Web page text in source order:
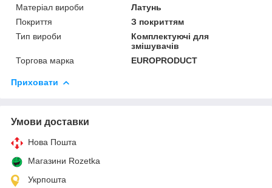
Матеріал вироби
Латунь
Покриття
З покриттям
Тип вироби
Комплектуючі для
змішувачів
Торгова марка
EUROPRODUCT
Приховати
Умови доставки
Нова Пошта
Магазини Rozetka
Укрпошта